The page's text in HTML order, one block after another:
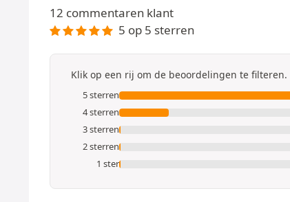
12 commentaren klant
5 op 5 sterren
Klik op een rij om de beoordelingen te filteren.
5 sterren
4 sterren
3 sterren
2 sterren
1 ster